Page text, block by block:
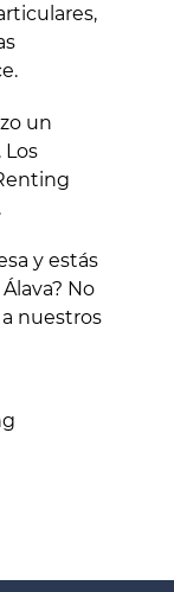
un
Los
y estás
No
nuestros